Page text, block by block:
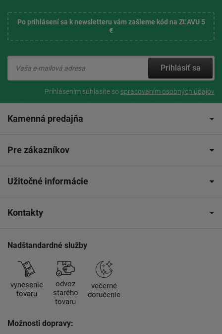
Po prihlásení sa k newsletteru vám zašleme kód na ZĽAVU 5
€
Prihlásiť sa
Prihlásením súhlasíte so spracovaním osobných údajov
Kamenná predajňa
Pre zákazníkov
Užitočné informácie
Kontakty
Nadštandardné služby
vynesenie
tovaru
odvoz
starého
tovaru
večerné
doručenie
Možnosti dopravy: